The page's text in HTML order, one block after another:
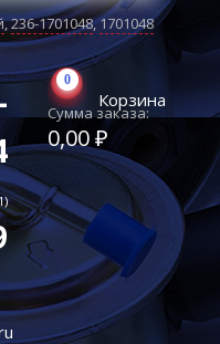
,236-1701048,1701048
0
Корзина
Сумма заказа:
0,00 ₽